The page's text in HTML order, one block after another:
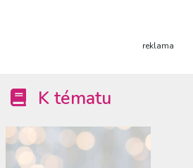
reklama
K tématu